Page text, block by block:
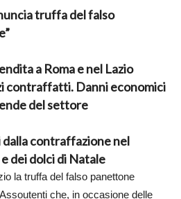
truffa del falso
a Roma e nel Lazio
contraffatti. Danni economici
del settore
contraffazione nel
dei dolci di Natale
la truffa del falso panettone
che, in occasione delle